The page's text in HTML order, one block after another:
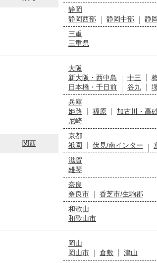
静岡
静岡西部
静岡中部
静
三重
三重県
関西
大阪
新大阪・西中島
十三
日本橋・千日前
谷九
兵庫
姫路
福原 加古川・高
尼崎
京都
祇園
伏見/南インター
滋賀
雄琴
奈良
奈良市
香芝市/生駒郡
和歌山
和歌山市
岡山
岡山市
倉敷
津山